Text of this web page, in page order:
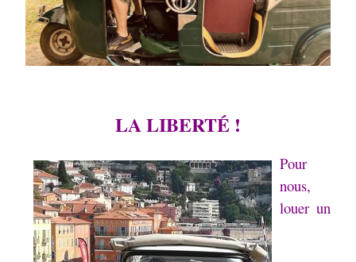
LA LIBERTÉ !
Pour
nous,
louer un